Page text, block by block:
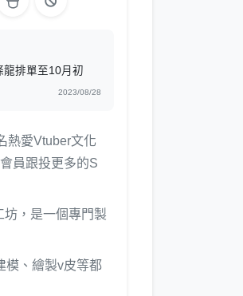
龍排單至10月初
2023/08/28
熱愛Vtuber文化
員跟投更多的S
坊，是一個專門製
模、繪製v皮等都